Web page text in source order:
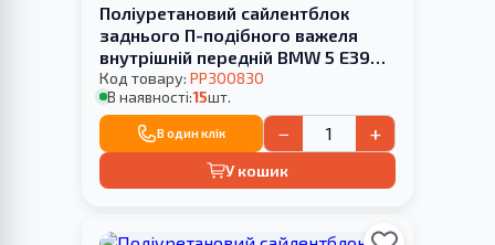
Поліуретановий сайлентблок
заднього П-подібного важеля
внутрішній передній BMW 5 E39
1995-2003 універсал HARDNESS
Код товару: PP300830
В наявності:15шт.
В один клік − +
У кошик